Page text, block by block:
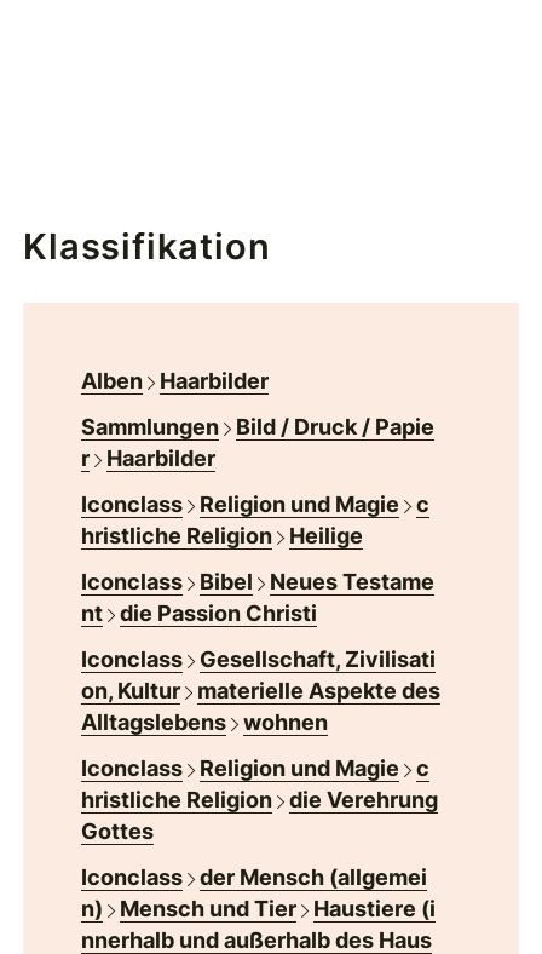
Klassifikation
Alben
Haarbilder
Sammlungen
Bild / Druck / Papie
r
Haarbilder
Iconclass
Religion und Magie
c
hristliche Religion
Heilige
Iconclass
Bibel
Neues Testame
nt
die Passion Christi
Iconclass
Gesellschaft, Zivilisati
on, Kultur
materielle Aspekte des
Alltagslebens
wohnen
Iconclass
Religion und Magie
c
hristliche Religion
die Verehrung
Gottes
Iconclass
der Mensch (allgemei
n)
Mensch und Tier
Haustiere (i
nnerhalb und außerhalb des Haus